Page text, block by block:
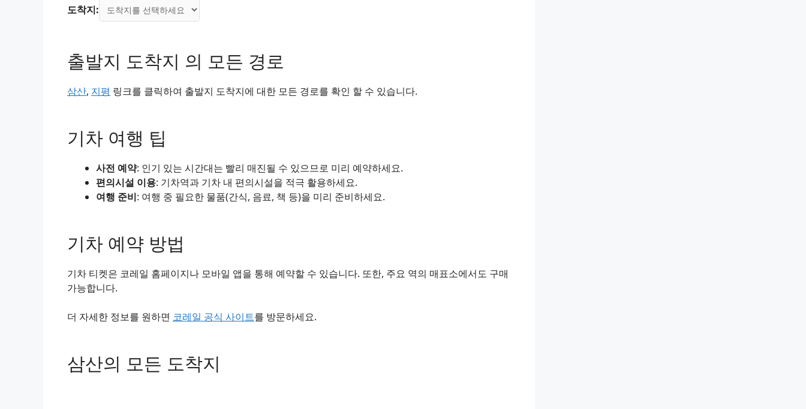
도착지:
출발지 도착지 의 모든 경로
삼산, 지평 링크를 클릭하여 출발지 도착지에 대한 모든 경로를 확인 할 수 있습니다.
기차 여행 팁
사전 예약: 인기 있는 시간대는 빨리 매진될 수 있으므로 미리 예약하세요.
편의시설 이용: 기차역과 기차 내 편의시설을 적극 활용하세요.
여행 준비: 여행 중 필요한 물품(간식, 음료, 책 등)을 미리 준비하세요.
기차 예약 방법
기차 티켓은 코레일 홈페이지나 모바일 앱을 통해 예약할 수 있습니다. 또한, 주요 역의 매표소에서도 구매
가능합니다.
더 자세한 정보를 원하면 코레일 공식 사이트를 방문하세요.
삼산의 모든 도착지